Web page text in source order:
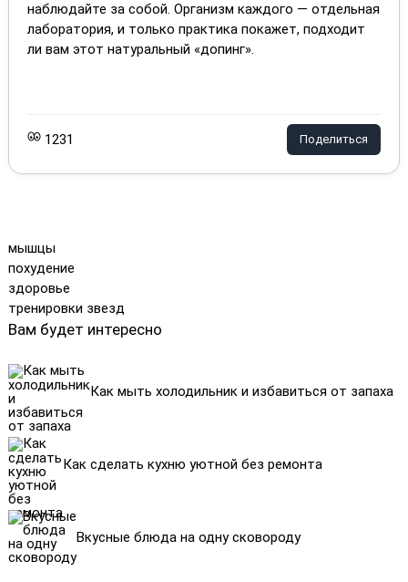
мышцы
похудение
здоровье
тренировки звезд
Вам будет интересно
Как мыть холодильник и избавиться от запаха
Как сделать кухню уютной без ремонта
Вкусные блюда на одну сковороду
наблюдайте за собой. Организм каждого — отдельная
лаборатория, и только практика покажет, подходит
ли вам этот натуральный «допинг».
1231 Поделиться